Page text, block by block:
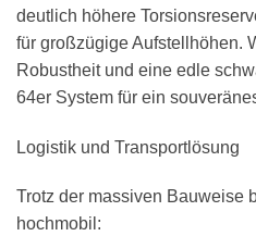
deutlich höhere
für großzügige Aufstellhöhen.
Robustheit und eine edle
64er System für ein
Logistik und Transportlösung
Trotz der massiven Bauweise
hochmobil: